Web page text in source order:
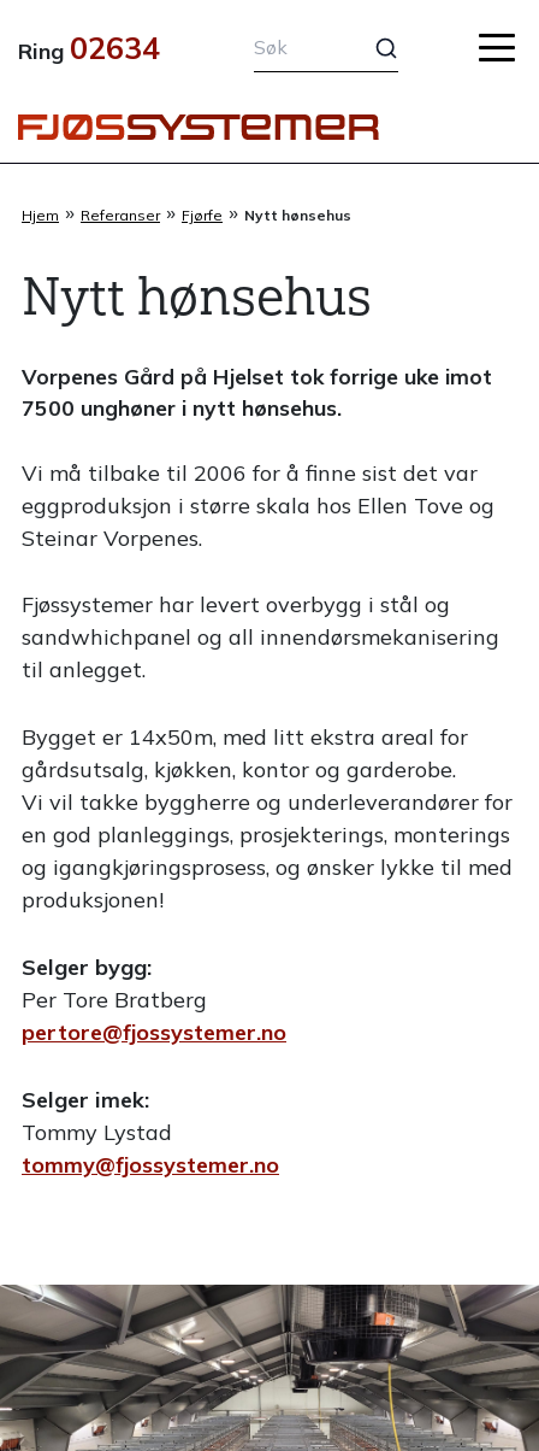
rett
innholdet
Ring 02634
Hjem » Referanser» Fjørfe » Nytt hønsehus
Nytt hønsehus
Vorpenes Gård på Hjelset tok forrige uke imot
7500 unghøner i nytt hønsehus.
Vi må tilbake til 2006 for å finne sist det var
eggproduksjon i større skala hos Ellen Tove og
Steinar Vorpenes.
Fjøssystemer har levert overbygg i stål og
sandwhichpanel og all innendørsmekanisering
til anlegget.
Bygget er 14x50m, med litt ekstra areal for
gårdsutsalg, kjøkken, kontor og garderobe.
Vi vil takke byggherre og underleverandører for
en god planleggings, prosjekterings, monterings
og igangkjøringsprosess, og ønsker lykke til med
produksjonen!
Selger bygg:
Per Tore Bratberg
pertore@fjossystemer.no
Selger imek:
Tommy Lystad
tommy@fjossystemer.no